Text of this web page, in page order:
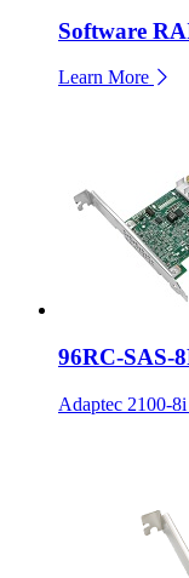
Software
Learn More
96RC-SAS-
Adaptec 2100-